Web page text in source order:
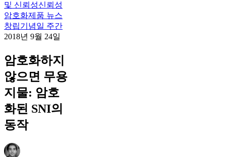
및 신뢰성신뢰성
암호화제품 뉴스
창립기념일 주간
2018년 9월 24일
암호화하지
않으면 무용
지물​: 암호
화된 SNI의
동작​